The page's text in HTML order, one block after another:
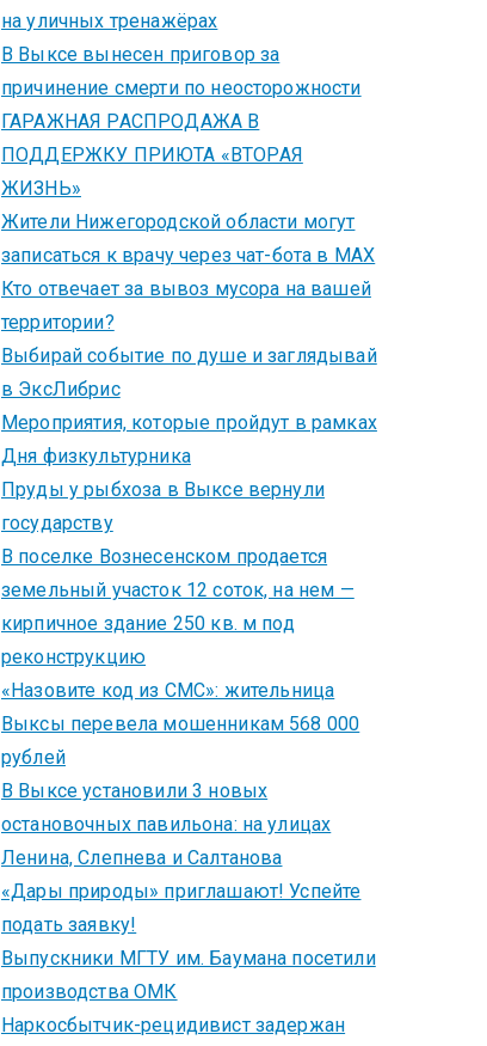
на уличных тренажёрах
В Выксе вынесен приговор за
причинение смерти по неосторожности
ГАРАЖНАЯ РАСПРОДАЖА В
ПОДДЕРЖКУ ПРИЮТА «ВТОРАЯ
ЖИЗНЬ»
Жители Нижегородской области могут
записаться к врачу через чат-бота в MAX
Кто отвечает за вывоз мусора на вашей
территории?
Выбирай событие по душе и заглядывай
в ЭксЛибрис
Мероприятия, которые пройдут в рамках
Дня физкультурника
Пруды у рыбхоза в Выксе вернули
государству
В поселке Вознесенском продается
земельный участок 12 соток, на нем —
кирпичное здание 250 кв. м под
реконструкцию
«Назовите код из СМС»: жительница
Выксы перевела мошенникам 568 000
рублей
В Выксе установили 3 новых
остановочных павильона: на улицах
Ленина, Слепнева и Салтанова
«Дары природы» приглашают! Успейте
подать заявку!
Выпускники МГТУ им. Баумана посетили
производства ОМК
Наркосбытчик-рецидивист задержан